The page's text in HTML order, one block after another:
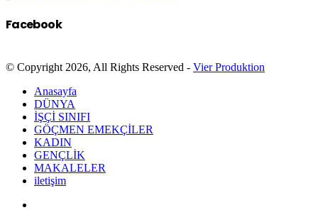
Facebook
© Copyright 2026, All Rights Reserved - Vier Produktion
Anasayfa
DÜNYA
İŞÇİ SINIFI
GÖÇMEN EMEKÇİLER
KADIN
GENÇLİK
MAKALELER
iletişim